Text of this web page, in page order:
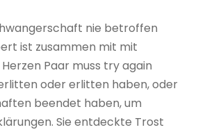
nie betroffen
ist zusammen mit mit
Paar muss try again
oder erlitten haben, oder
beendet haben, um
Sie entdeckte Trost